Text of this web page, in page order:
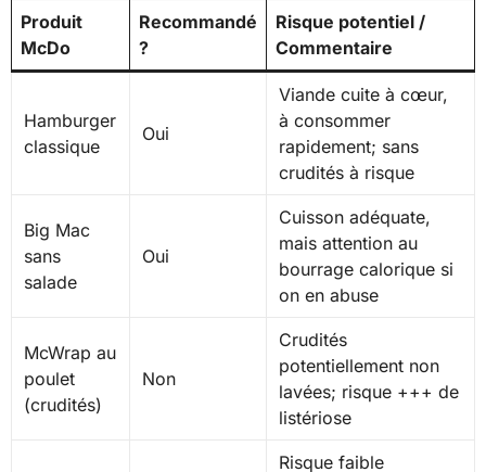
Produit
McDo
Recommandé
?
Risque potentiel /
Commentaire
Hamburger
classique
Oui
Viande cuite à cœur,
à consommer
rapidement; sans
crudités à risque
Big Mac
sans
salade
Oui
Cuisson adéquate,
mais attention au
bourrage calorique si
on en abuse
McWrap au
poulet
(crudités)
Non
Crudités
potentiellement non
lavées; risque +++ de
listériose
Risque faible